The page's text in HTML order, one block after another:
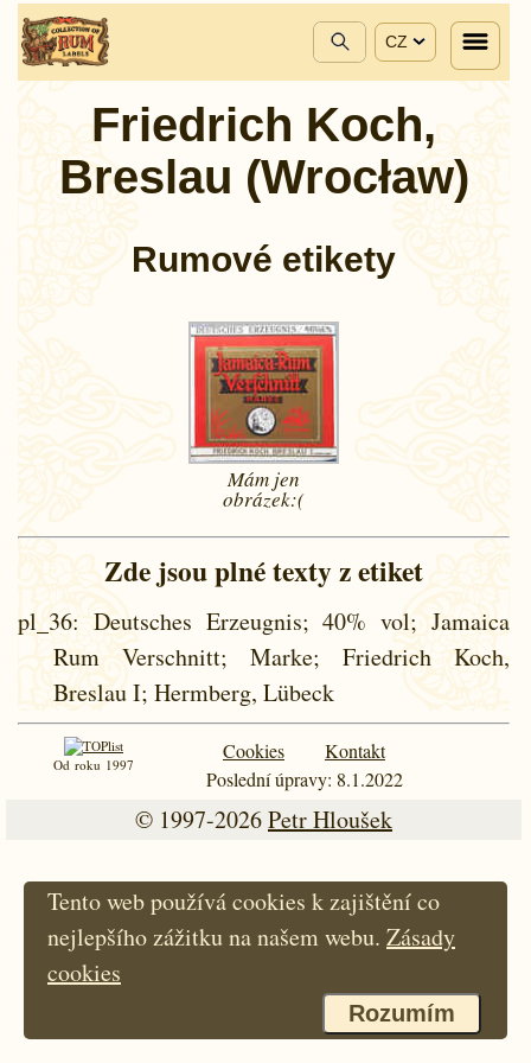
CZ
Friedrich Koch,
Breslau (Wrocław)
Rumové etikety
Mám jen
obrázek:(
Zde jsou plné texty z etiket
pl_36: Deutsches Erzeugnis; 40% vol; Jamaica
Rum Verschnitt; Marke; Friedrich Koch,
Breslau I; Hermberg, Lübeck
Od roku 1997
Cookies
Kontakt
Poslední úpravy: 8.1.2022
© 1997-2026Petr Hloušek
Tento web používá cookies k zajištění co
nejlepšího zážitku na našem webu. Zásady
cookies
Rozumím